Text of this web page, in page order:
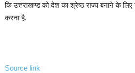
कि उत्तराखण्ड को देश का श्रेष्ठ राज्य बनाने के लिए
करना है.
Source link